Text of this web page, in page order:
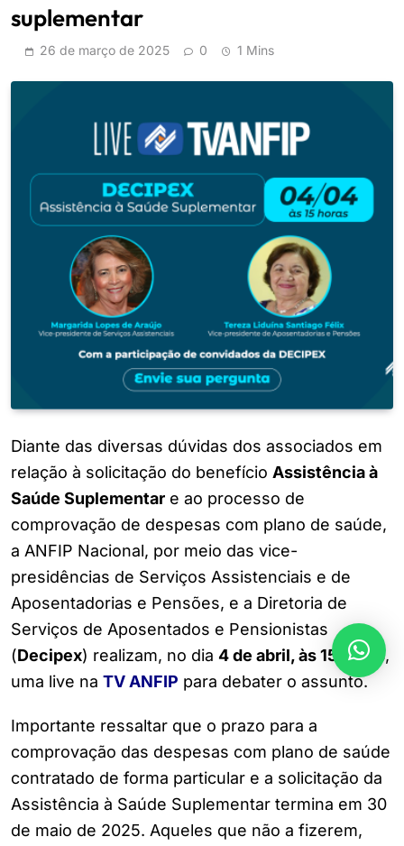
suplementar
26 de março de 2025 0 1 Mins
Diante das diversas dúvidas dos associados em
relação à solicitação do benefício Assistência à
Saúde Suplementar e ao processo de
comprovação de despesas com plano de saúde,
a ANFIP Nacional, por meio das vice-
presidências de Serviços Assistenciais e de
Aposentadorias e Pensões, e a Diretoria de
Serviços de Aposentados e Pensionistas
(Decipex) realizam, no dia 4 de abril, às 15 horas,
uma live na TV ANFIP para debater o assunto.
Importante ressaltar que o prazo para a
comprovação das despesas com plano de saúde
contratado de forma particular e a solicitação da
Assistência à Saúde Suplementar termina em 30
de maio de 2025. Aqueles que não a fizerem,